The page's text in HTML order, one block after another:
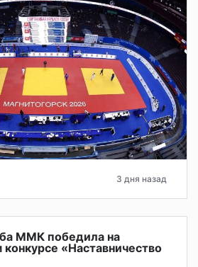
3 дня назад
ММК победила на
«Наставничество